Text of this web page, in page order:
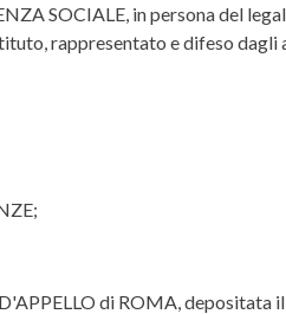
SOCIALE, in persona del
rappresentato e difeso
di ROMA, depositata